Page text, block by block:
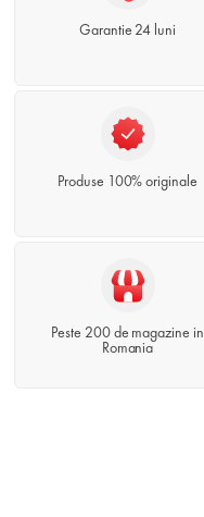
Garantie 24 luni
Produse 100% originale
Peste 200 de magazine in
Romania